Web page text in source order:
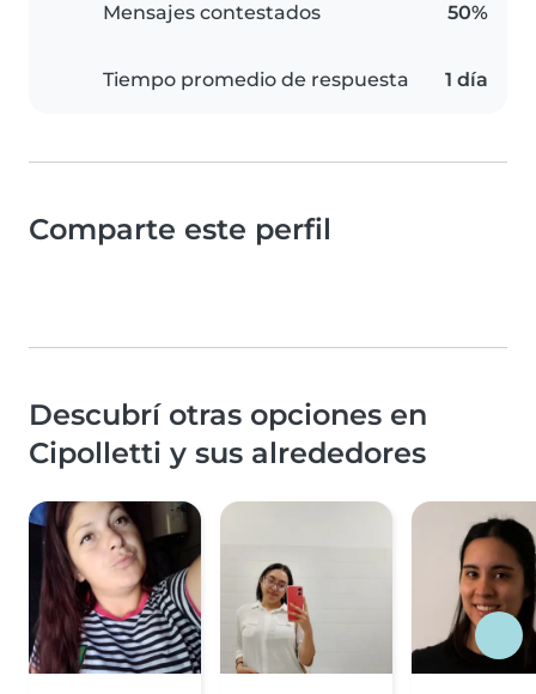
Mensajes contestados 50%
Tiempo promedio de respuesta 1 día
Comparte este perfil
Descubrí otras opciones en
Cipolletti y sus alrededores